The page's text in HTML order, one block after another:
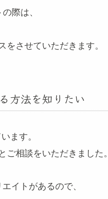
際は、
をさせていただきます。
方法を知りたい
ます。
相談をいただきました。
イトがあるので、